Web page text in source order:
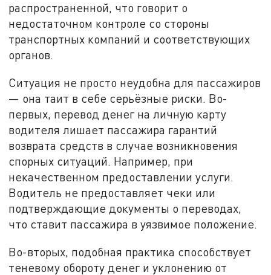
распространенной, что говорит о
недостаточном контроле со стороны
транспортных компаний и соответствующих
органов.
Ситуация не просто неудобна для пассажиров
— она таит в себе серьёзные риски. Во-
первых, перевод денег на личную карту
водителя лишает пассажира гарантий
возврата средств в случае возникновения
спорных ситуаций. Например, при
некачественном предоставлении услуги.
Водитель не предоставляет чеки или
подтверждающие документы о переводах,
что ставит пассажира в уязвимое положение.
Во-вторых, подобная практика способствует
теневому обороту денег и уклонению от